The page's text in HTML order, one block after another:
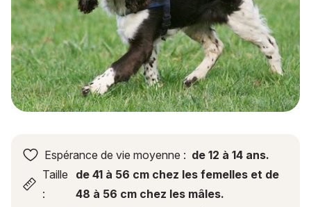
Espérance de vie moyenne : de 12 à 14 ans.
Taille
:
de 41 à 56 cm chez les femelles et de
48 à 56 cm chez les mâles.